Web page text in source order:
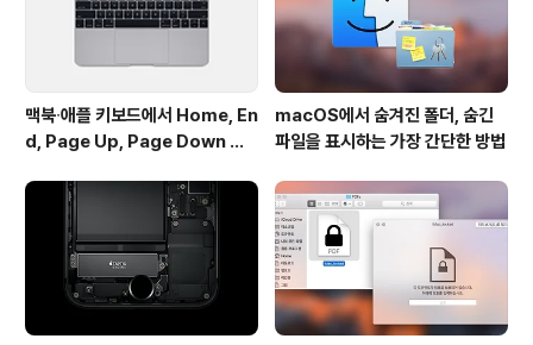
기사: NS..
맥북∙애플 키보드에서 Home, En
d, Page Up, Page Down 키
macOS에서 숨겨진 폴더, 숨긴
파일을 표시하는 가장 간단한 방법